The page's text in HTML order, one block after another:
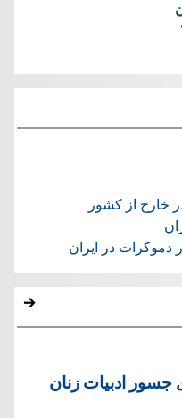
خارج از کشور
در ایران
ادبیات زنان